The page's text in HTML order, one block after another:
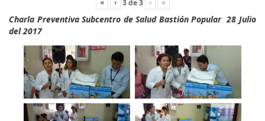
3de3
Charla Preventiva Subcentro de Salud Bastión Popular 28 Julio
del 2017